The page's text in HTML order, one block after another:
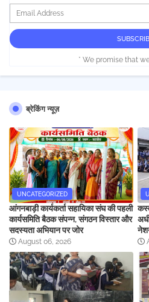
* We promise that
ब्रेकिंग न्यूज़
UNCATEGORIZED
आंगनबाड़ी कार्यकर्ता सहायिका संघ की पहली
कार्यसमिति बैठक संपन्न, संगठन विस्तार और
सदस्यता अभियान पर जोर
August 06, 2026